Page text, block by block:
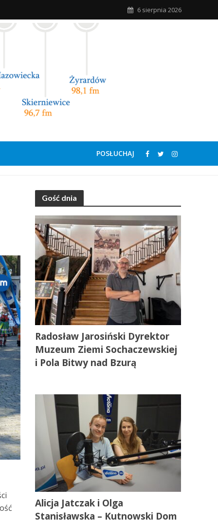
6 sierpnia 2026
POSŁUCHAJ
Gość dnia
Radosław Jarosiński Dyrektor
Muzeum Ziemi Sochaczewskiej
i Pola Bitwy nad Bzurą
Alicja Jatczak i Olga
Stanisławska – Kutnowski Dom